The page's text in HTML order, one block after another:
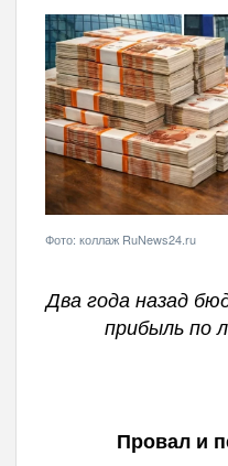
Фото: коллаж RuNews24.ru
Два года назад
прибыль по
Провал и